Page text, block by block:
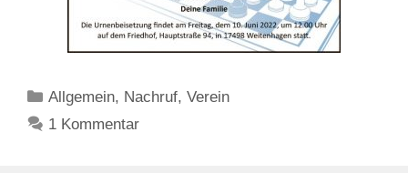
Kategorien
Allgemein, Nachruf,Verein
1 Kommentar